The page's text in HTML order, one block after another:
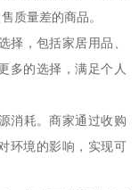
质量差的商品。
择，包括家居用品、
多的选择，满足个人
消耗。商家通过收购
环境的影响，实现可